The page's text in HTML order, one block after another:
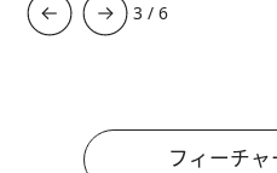
3 /6
フィーチ